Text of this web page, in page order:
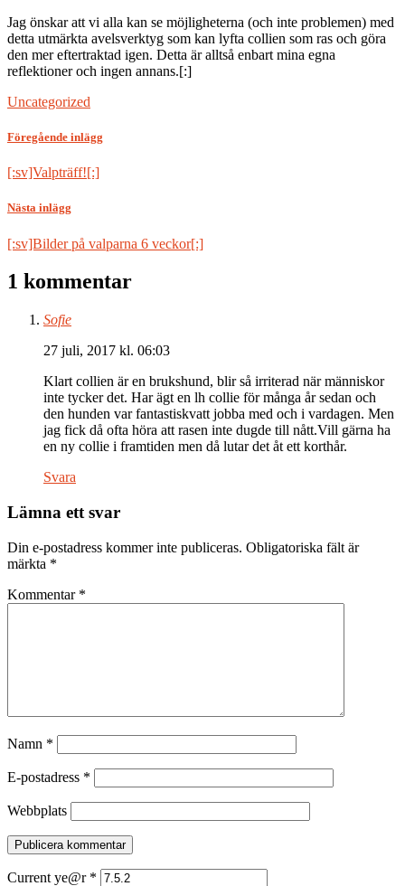
Jag önskar att vi alla kan se möjligheterna (och inte problemen) med
detta utmärkta avelsverktyg som kan lyfta collien som ras och göra
den mer eftertraktad igen. Detta är alltså enbart mina egna
reflektioner och ingen annans.[:]
Uncategorized
Föregående inlägg
[:sv]Valpträff![:]
Nästa inlägg
[:sv]Bilder på valparna 6 veckor[:]
1 kommentar
Sofie
27 juli, 2017 kl. 06:03
Klart collien är en brukshund, blir så irriterad när människor
inte tycker det. Har ägt en lh collie för många år sedan och
den hunden var fantastiskvatt jobba med och i vardagen. Men
jag fick då ofta höra att rasen inte dugde till nått.Vill gärna ha
en ny collie i framtiden men då lutar det åt ett korthår.
Svara
Lämna ett svar
Din e-postadress kommer inte publiceras. Obligatoriska fält är
märkta *
Kommentar *
Namn *
E-postadress *
Webbplats
Current ye@r *